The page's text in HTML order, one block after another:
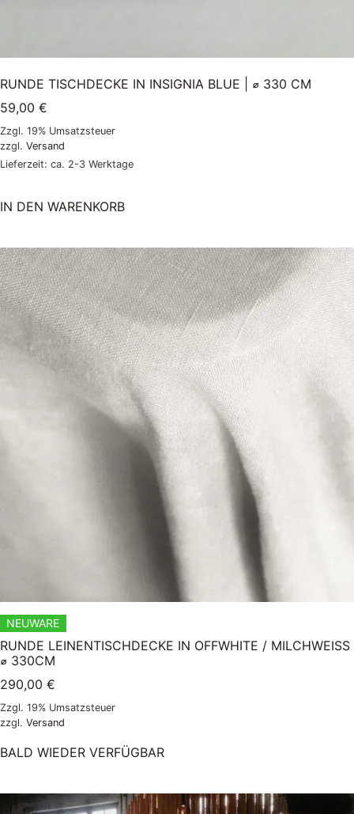
RUNDE TISCHDECKE IN INSIGNIA BLUE | ⌀ 330 CM
59,00 €
Zzgl. 19% Umsatzsteuer
zzgl. Versand
Lieferzeit: ca. 2-3 Werktage
IN DEN WARENKORB
NEUWARE
RUNDE LEINENTISCHDECKE IN OFFWHITE / MILCHWEISS ⌀
330CM
290,00 €
Zzgl. 19% Umsatzsteuer
zzgl. Versand
BALD WIEDER VERFÜGBAR